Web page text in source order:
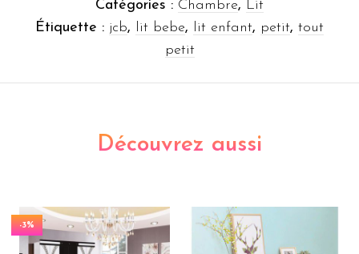
Catégories : Chambre, Lit
Étiquette : jcb, lit bebe, lit enfant, petit, tout
petit
Découvrez aussi
-3%